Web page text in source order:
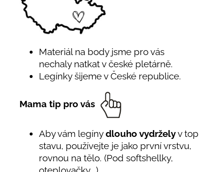
Materiál na body jsme pro vás
nechaly natkat v české pletárně.
Legínky šijeme v České republice.
Mama tip pro vás
Aby vám legínydlouho vydrželyv top
stavu, používejte je jako první vrstvu,
rovnou na tělo. (Pod softshellky,